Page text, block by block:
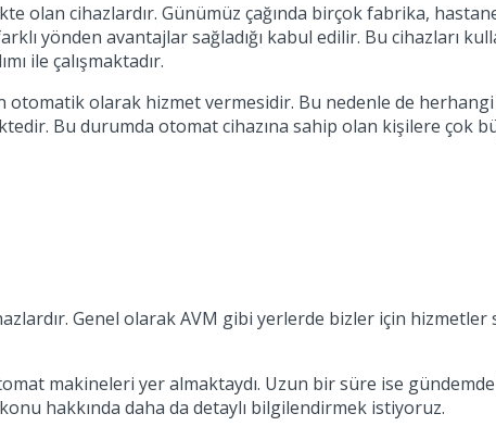
olan cihazlardır. Günümüz çağında birçok fabrika,
yönden avantajlar sağladığı kabul edilir. Bu cihazları
ile çalışmaktadır.
olarak hizmet vermesidir. Bu nedenle de
Bu durumda otomat cihazına sahip olan kişilere çok
Genel olarak AVM gibi yerlerde bizler için
makineleri yer almaktaydı. Uzun bir süre ise gündemde
hakkında daha da detaylı bilgilendirmek istiyoruz.